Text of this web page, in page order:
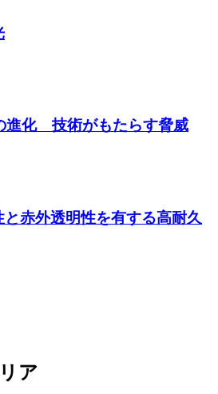
進化 技術がもたらす脅威
赤外透明性を有する高耐久
ア